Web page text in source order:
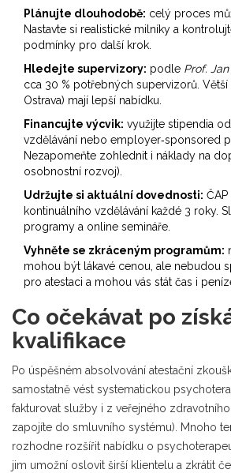
Plánujte dlouhodobě: celý proces
Nastavte si realistické milníky a
podmínky pro další krok.
Hledejte supervizory: podle Prof.
cca 30 % potřebných supervizorů. Větší
Ostrava) mají lepší nabídku.
Financujte výcvik: využijte stipendia
vzdělávání nebo employer‑sponsored
Nezapomeňte zohlednit i náklady na
osobnostní rozvoj).
Udržujte si aktuální dovednosti:
kontinuálního vzdělávání každé 3 roky.
programy a online semináře.
Vyhněte se zkráceným programům:
mohou být lákavé cenou, ale nebudou
pro atestaci a mohou vás stát čas i
Co očekávat po
kvalifikace
Po úspěšném absolvování atestační
samostatně vést systematickou
fakturovat služby i z veřejného
zapojíte do smluvního systému). Mnoho
rozhodne rozšířit nabídku o
jim umožní oslovit širší klientelu a zkrátit